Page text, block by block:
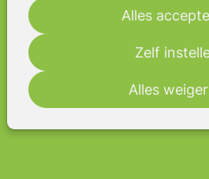
Alles
Zelf
Alles
is ook gewoon leuk. Je
andere mensen en merkt
alleen voor staat. Daarom
Parkinson Vereniging in
parkinson sport- en